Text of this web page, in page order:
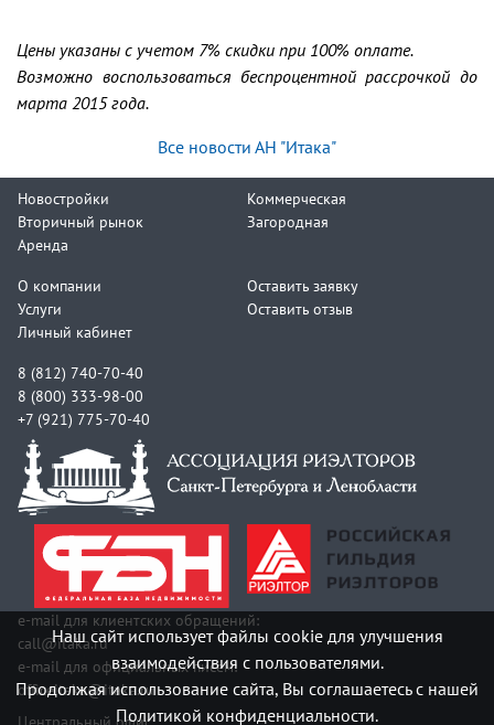
Цены указаны с учетом 7% скидки при 100% оплате.
Возможно воспользоваться беспроцентной рассрочкой до
марта 2015 года.
Все новости АН "Итака"
Новостройки
Вторичный рынок
Аренда
Коммерческая
Загородная
О компании
Услуги
Личный кабинет
Оставить заявку
Оставить отзыв
8 (812) 740-70-40
8 (800) 333-98-00
+7 (921) 775-70-40
e-mail для клиентских обращений:
call@itaka.ru
e-mail для официальных писем:
officeitaka@itaka.ru
Наш сайт использует файлы cookie для улучшения
взаимодействия с пользователями.
Продолжая использование сайта, Вы соглашаетесь с нашей
Политикой конфиденциальности.